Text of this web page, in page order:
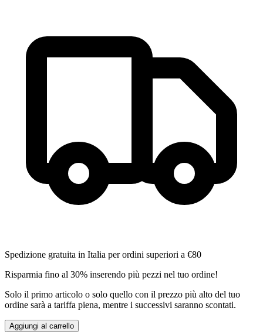
Spedizione gratuita in Italia per ordini superiori a €80
Risparmia fino al 30% inserendo più pezzi nel tuo ordine!
Solo il primo articolo o solo quello con il prezzo più alto del tuo
ordine sarà a tariffa piena, mentre i successivi saranno scontati.
Aggiungi al carrello